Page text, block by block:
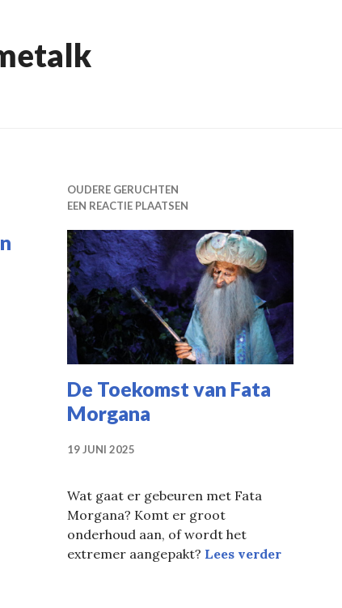
OUDERE GERUCHTEN
EEN REACTIE PLAATSEN
De Toekomst van Fata
Morgana
19 JUNI 2025
Wat gaat er gebeuren met Fata
Morgana? Komt er groot
onderhoud aan, of wordt het
extremer aangepakt? Lees verderDe